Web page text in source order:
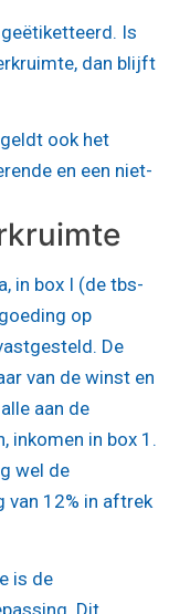
Is
dan blijft
ook het
en een niet-
in box I (de tbs-
op
De
van de winst en
aan de
inkomen in box 1.
wel de
12% in aftrek
is de
Dit